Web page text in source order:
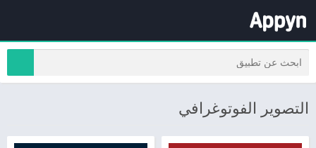
التصوير الفوتوغرافي